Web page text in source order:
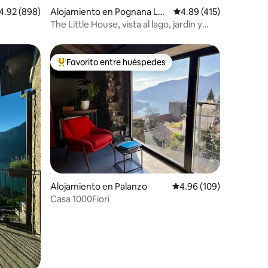
promedio: 4.92 de 5, 898 reseñas
(898)
Alojamiento en Pognana Lari
o
Calificación promedio:
4.89 (415)
The Little House, vista al lago, jardín y
Favorito entre huéspedes preferido
Favorito entre huéspedes
Alojamiento en Palanzo Calificación promedio:
4.96 (109)
Casa 1000Fiori